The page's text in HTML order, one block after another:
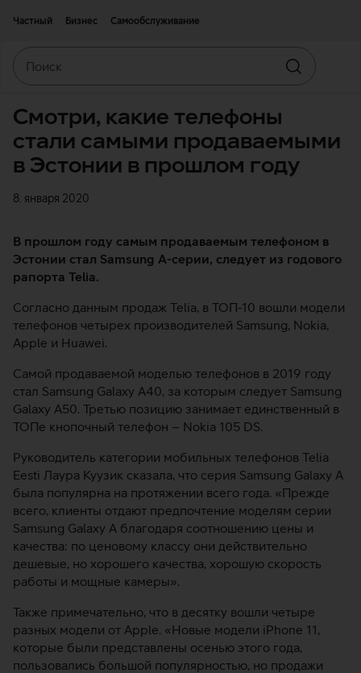
Частный
Бизнес Самообслуживание
Искать
Смотри, какие телефоны
стали самыми продаваемыми
в Эстонии в прошлом году
8. января 2020
В прошлом году самым продаваемым телефоном в
Эстонии стал Samsung А-серии, следует из годового
рапорта Telia.
Согласно данным продаж Telia, в ТОП-10 вошли модели
телефонов четырех производителей Samsung, Nokia,
Apple и Huawei.
Самой продаваемой моделью телефонов в 2019 году
стал Samsung Galaxy A40, за которым следует Samsung
Galaxy A50. Третью позицию занимает единственный в
ТОПе кнопочный телефон – Nokia 105 DS.
Руководитель категории мобильных телефонов Telia
Eesti Лаура Куузик сказала, что серия Samsung Galaxy A
была популярна на протяжении всего года. «Прежде
всего, клиенты отдают предпочтение моделям серии
Samsung Galaxy A благодаря соотношению цены и
качества: по ценовому классу они действительно
дешевые, но хорошего качества, хорошую скорость
работы и мощные камеры».
Также примечательно, что в десятку вошли четыре
разных модели от Apple. «Новые модели iPhone 11,
которые были представлены осенью этого года,
пользовались большой популярностью, но продажи